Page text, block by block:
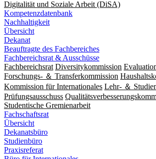
Digitalität und Soziale Arbeit (DiSA)
Kompetenzdatenbank
Nachhaltigkeit
Übersicht
Dekanat
Beauftragte des Fachbereiches
Fachbereichsrat & Ausschüsse
Fachbereichsrat Diversitykommission
Forschungs- ＆ Transferkommission
Kommission für Internationales Lehr- ＆
Prüfungsausschuss
Studentische Gremienarbeit
Fachschaftsrat
Übersicht
Dekanatsbüro
Studienbüro
Praxisreferat